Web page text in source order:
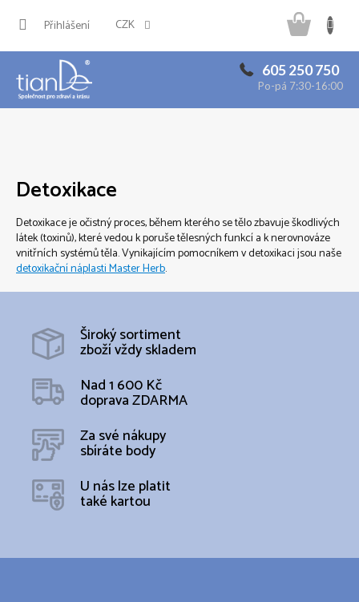
CZK
Přihlášení
605 250 750
Po-pá 7:30-16:00
košík
Detoxikace
Detoxikaceje očistný proces, během kterého se tělo zbavuje škodlivých
látek (toxinů), které vedou k poruše tělesných funkcí a k nerovnováze
vnitřních systémů těla. Vynikajícím pomocníkem v detoxikaci jsou naše
detoxikační náplasti Master Herb.
Široký sortiment
zboží vždy skladem
Nad 1 600 Kč
doprava ZDARMA
Za své nákupy
sbíráte body
U nás lze platit
také kartou
Z